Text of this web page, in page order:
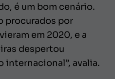
é um bom cenário.
procurados por
em 2020, e a
despertou
internacional”, avalia.